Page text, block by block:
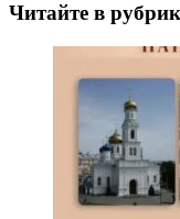
Читайте в